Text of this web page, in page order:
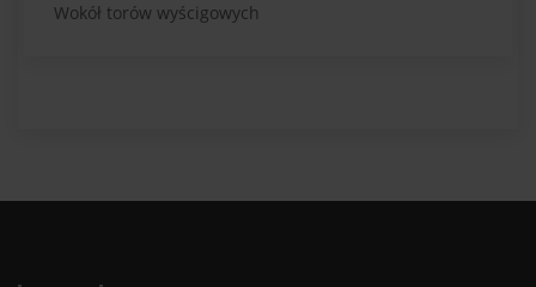
Wokół torów wyścigowych